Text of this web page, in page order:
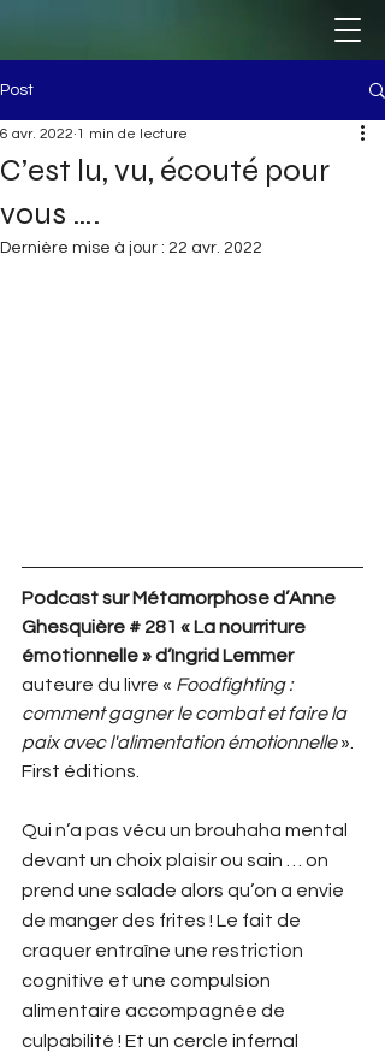
Post
C’est lu, vu, écouté pour
vous ….
6 avr. 2022 1 min de lecture
Dernière mise à jour : 22 avr. 2022
Podcast sur Métamorphose d’Anne
Ghesquière # 281 « La nourriture
émotionnelle » d’Ingrid Lemmer
auteure du livre « Foodfighting :
comment gagner le combat et faire la
paix avec l'alimentation émotionnelle ».
First éditions.
Qui n’a pas vécu un brouhaha mental
devant un choix plaisir ou sain … on
prend une salade alors qu’on a envie
de manger des frites ! Le fait de
craquer entraîne une restriction
cognitive et une compulsion
alimentaire accompagnée de
culpabilité ! Et un cercle infernal